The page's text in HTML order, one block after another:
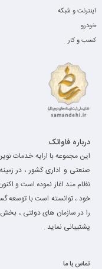
درباره فاواتک
این مجموعه با ارایه خدمات
صنعتی و اداری کشور ، در
خود ، توانسته است با توسعه
را در سازمان های دولتی ،
پشتیبانی نماید .
تهران ، میدان جمهوری
021- 66561730
0910 0828221
favatec.com@gmail.com
قانونی می باشد.